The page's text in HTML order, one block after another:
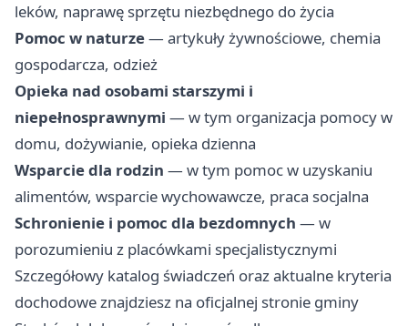
leków, naprawę sprzętu niezbędnego do życia
Pomoc w naturze— artykuły żywnościowe, chemia
gospodarcza, odzież
Opieka nad osobami starszymi i
niepełnosprawnymi — w tym organizacja pomocy w
domu, dożywianie, opieka dzienna
Wsparcie dla rodzin — w tym pomoc w uzyskaniu
alimentów, wsparcie wychowawcze, praca socjalna
Schronienie i pomoc dla bezdomnych — w
porozumieniu z placówkami specjalistycznymi
Szczegółowy katalog świadczeń oraz aktualne kryteria
dochodowe znajdziesz na oficjalnej stronie gminy